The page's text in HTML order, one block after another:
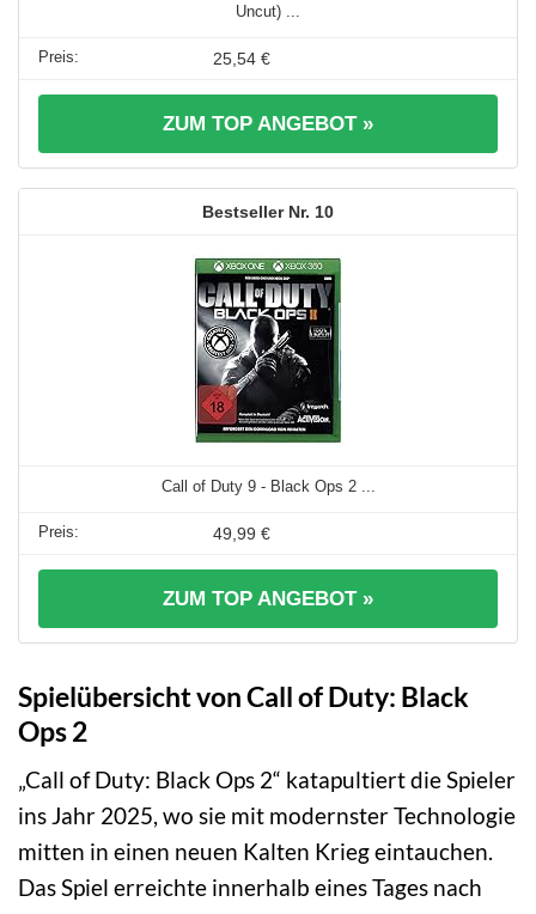
Uncut) ...
25,54 €
ZUM TOP ANGEBOT »
10
Call of Duty 9 - Black Ops 2 ...
49,99 €
ZUM TOP ANGEBOT »
Spielübersicht von Call of Duty: Black
Ops 2
„Call of Duty: Black Ops 2“ katapultiert die Spieler
ins Jahr 2025, wo sie mit modernster Technologie
mitten in einen neuen Kalten Krieg eintauchen.
Das Spiel erreichte innerhalb eines Tages nach